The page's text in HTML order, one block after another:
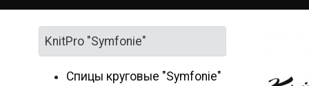
KnitPro "Symfonie"
Спицы круговые "Symfonie"